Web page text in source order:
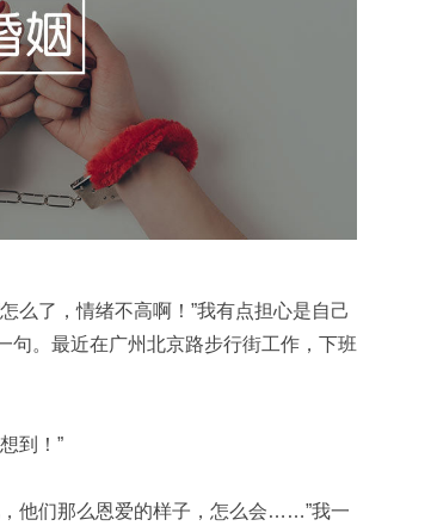
么了，情绪不高啊！”我有点担心是自己
句。最近在广州北京路步行街工作，下班
到！”
他们那么恩爱的样子，怎么会……”我一